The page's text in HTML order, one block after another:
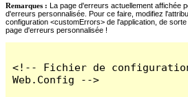
Remarques : La page d'erreurs actuellement affichée
d'erreurs personnalisée. Pour ce faire, modifiez
configuration <customErrors> de l'application, de
page d'erreurs personnalisée !
<!-- Fichier de
Web.Config -->